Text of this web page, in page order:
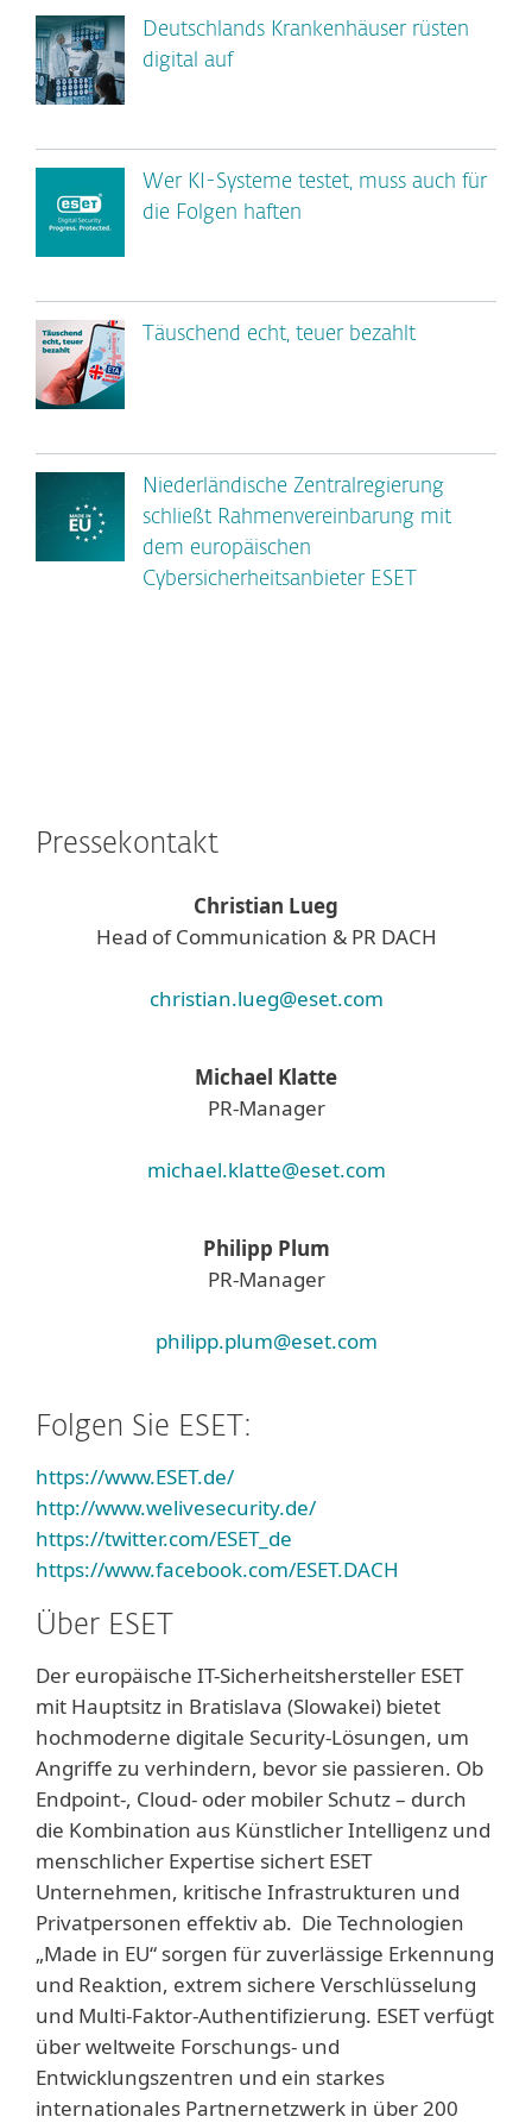
Deutschlands Krankenhäuser rüsten
digital auf
Wer KI-Systeme testet, muss auch für
die Folgen haften
Täuschend echt, teuer bezahlt
Niederländische Zentralregierung
schließt Rahmenvereinbarung mit
dem europäischen
Cybersicherheitsanbieter ESET
Pressekontakt
Christian Lueg
Head of Communication & PR DACH
christian.lueg@eset.com
Michael Klatte
PR-Manager
michael.klatte@eset.com
Philipp Plum
PR-Manager
philipp.plum@eset.com
Folgen Sie ESET:
https://www.ESET.de/
http://www.welivesecurity.de/
https://twitter.com/ESET_de
https://www.facebook.com/ESET.DACH
Über ESET
Der europäische IT-Sicherheitshersteller ESET
mit Hauptsitz in Bratislava (Slowakei) bietet
hochmoderne digitale Security-Lösungen, um
Angriffe zu verhindern, bevor sie passieren. Ob
Endpoint-, Cloud- oder mobiler Schutz – durch
die Kombination aus Künstlicher Intelligenz und
menschlicher Expertise sichert ESET
Unternehmen, kritische Infrastrukturen und
Privatpersonen effektiv ab. Die Technologien
„Made in EU“ sorgen für zuverlässige Erkennung
und Reaktion, extrem sichere Verschlüsselung
und Multi-Faktor-Authentifizierung. ESET verfügt
über weltweite Forschungs- und
Entwicklungszentren und ein starkes
internationales Partnernetzwerk in über 200